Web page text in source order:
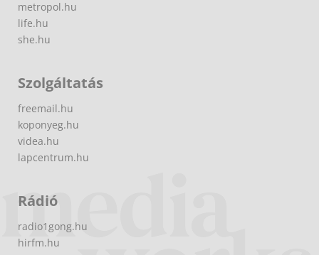
metropol.hu
life.hu
she.hu
Szolgáltatás
freemail.hu
koponyeg.hu
videa.hu
lapcentrum.hu
Rádió
radio1gong.hu
hirfm.hu